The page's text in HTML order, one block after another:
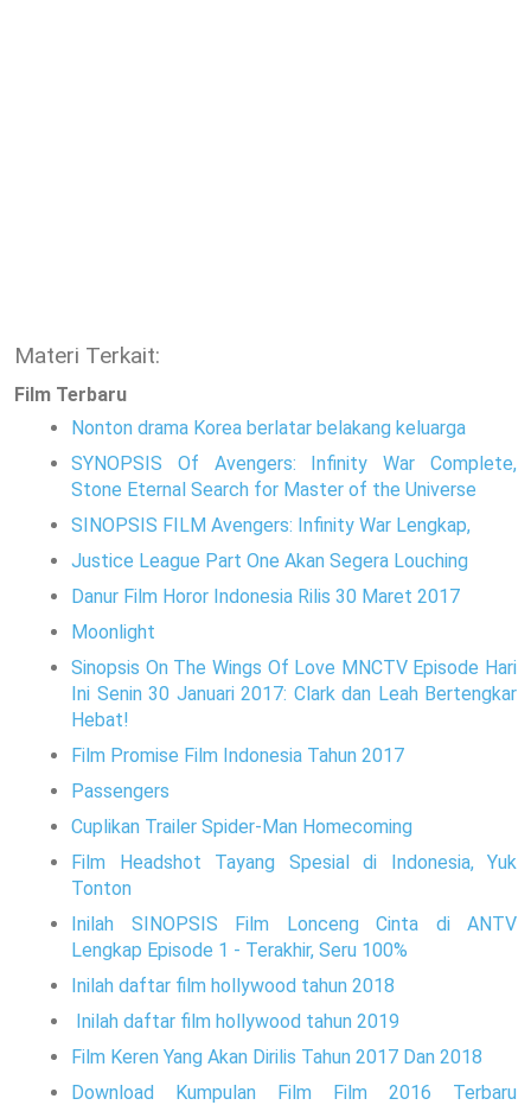
Materi Terkait:
Film Terbaru
Nonton drama Korea berlatar belakang keluarga
SYNOPSIS Of Avengers: Infinity War Complete,
Stone Eternal Search for Master of the Universe
SINOPSIS FILM Avengers: Infinity War Lengkap,
Justice League Part One Akan Segera Louching
Danur Film Horor Indonesia Rilis 30 Maret 2017
Moonlight
Sinopsis On The Wings Of Love MNCTV Episode Hari
Ini Senin 30 Januari 2017: Clark dan Leah Bertengkar
Hebat!
Film Promise Film Indonesia Tahun 2017
Passengers
Cuplikan Trailer Spider-Man Homecoming
Film Headshot Tayang Spesial di Indonesia, Yuk
Tonton
Inilah SINOPSIS Film Lonceng Cinta di ANTV
Lengkap Episode 1 - Terakhir, Seru 100%
Inilah daftar film hollywood tahun 2018
Inilah daftar film hollywood tahun 2019
Film Keren Yang Akan Dirilis Tahun 2017 Dan 2018
Download Kumpulan Film Film 2016 Terbaru